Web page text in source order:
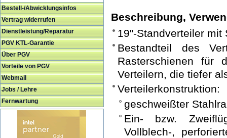
Bestell-/Abwicklungsinfos
Vertrag widerrufen
Dienstleistung/Reparatur
PGV KTL-Garantie
Über PGV
Vorteile von PGV
Webmail
Jobs / Lehre
Fernwartung
Beschreibung,
19"-Standverteiler mit
Bestandteil des
Rasterschienen für
Verteilern, die tiefer
Verteilerkonstruktion:
geschweißter
Ein- bzw.
Vollblech-,